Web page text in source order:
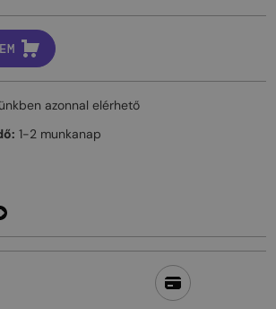
azonnal elérhető
1-2 munkanap